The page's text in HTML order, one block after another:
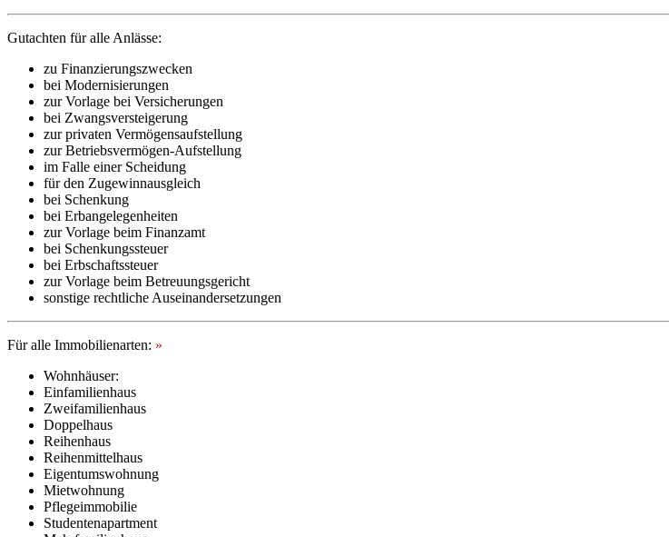
Gutachten für alle Anlässe:
zu Finanzierungszwecken
bei Modernisierungen
zur Vorlage bei Versicherungen
bei Zwangsversteigerung
zur privaten Vermögensaufstellung
zur Betriebsvermögen-Aufstellung
im Falle einer Scheidung
für den Zugewinnausgleich
bei Schenkung
bei Erbangelegenheiten
zur Vorlage beim Finanzamt
bei Schenkungssteuer
bei Erbschaftssteuer
zur Vorlage beim Betreuungsgericht
sonstige rechtliche Auseinandersetzungen
Für alle Immobilienarten: »
Wohnhäuser:
Einfamilienhaus
Zweifamilienhaus
Doppelhaus
Reihenhaus
Reihenmittelhaus
Eigentumswohnung
Mietwohnung
Pflegeimmobilie
Studentenapartment